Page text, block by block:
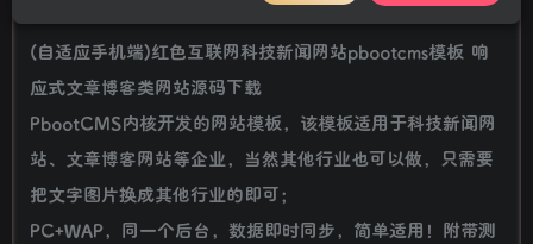
(自适应手机端)红色互联网科技新闻网站pbootcms模板 响
应式文章博客类网站源码下载
PbootCMS内核开发的网站模板，该模板适用于科技新闻网
站、文章博客网站等企业，当然其他行业也可以做，只需要
把文字图片换成其他行业的即可；
PC+WAP，同一个后台，数据即时同步，简单适用！附带测